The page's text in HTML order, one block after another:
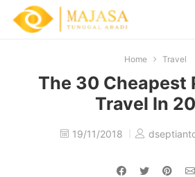
Home Travel
The 30 Cheapest
Travel In
19/11/2018